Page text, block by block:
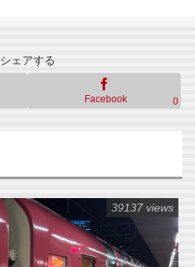
シェアする
Facebook 0
39137 views